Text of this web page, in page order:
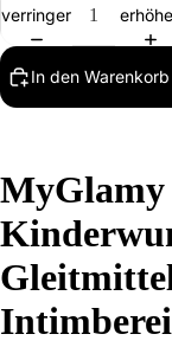
verringern
In den